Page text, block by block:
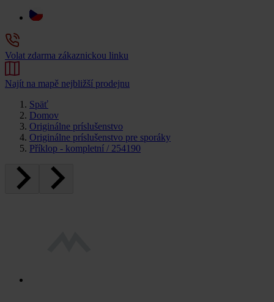
Volat zdarma zákaznickou linku
Najít na mapě nejbližší prodejnu
Späť
Domov
Originálne príslušenstvo
Originálne príslušenstvo pre sporáky
Příklop - kompletní / 254190